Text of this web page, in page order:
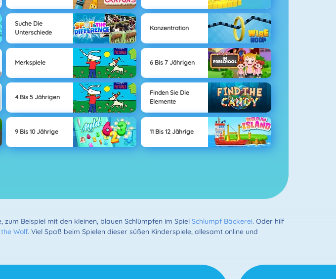
Suche Die
Unterschiede
Konzentration
Merkspiele 6 Bis 7 Jährigen
4 Bis 5 Jährigen
Finden Sie Die
Elemente
9 Bis 10 Jährige 11 Bis 12 Jährige
Beispiel mit den kleinen, blauen Schlümpfen im Spiel Schlumpf Bäckerei. Oder hilf
Wolf. Viel Spaß beim Spielen dieser süßen Kinderspiele, allesamt online und